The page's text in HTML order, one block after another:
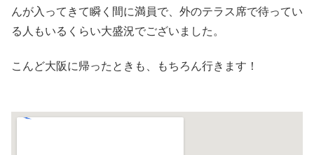
んが入ってきて瞬く間に満員で、外のテラス席で待ってい
る人もいるくらい大盛況でございました。
こんど大阪に帰ったときも、もちろん行きます！